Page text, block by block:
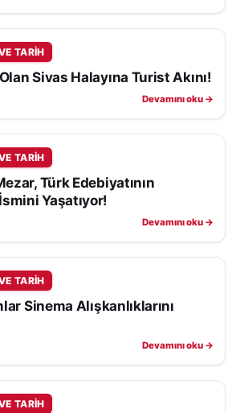
TARIH
Sivas Halayına Turist Akını!
Devamını oku →
TARIH
Türk Edebiyatının
Yaşatıyor!
Devamını oku →
TARIH
Sinema Alışkanlıklarını
Devamını oku →
TARIH